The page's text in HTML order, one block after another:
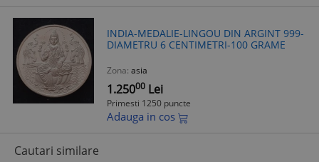
INDIA-MEDALIE-LINGOU DIN ARGINT 999-
DIAMETRU 6 CENTIMETRI-100 GRAME
Zona: asia
1.25000 Lei
Primesti 1250 puncte
Adauga in cos
Cautari similare